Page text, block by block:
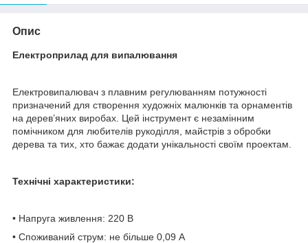
Опис
Електроприлад для випалювання
Електровипалювач з плавним регулюванням потужності
призначений для створення художніх малюнків та орнаментів
на дерев’яних виробах. Цей інструмент є незамінним
помічником для любителів рукоділля, майстрів з обробки
дерева та тих, хто бажає додати унікальності своїм проектам.
Технічні характеристики:
• Напруга живлення: 220 В
• Споживаний струм: не більше 0,09 А